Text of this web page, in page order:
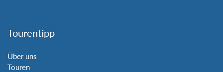
Tourentipp
Über uns
Touren